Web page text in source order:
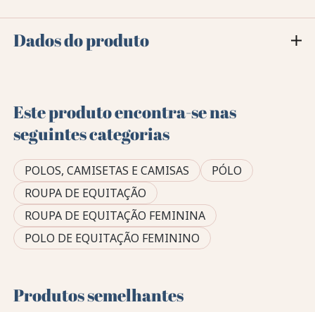
Dados do produto
Este produto encontra-se nas
seguintes categorias
POLOS, CAMISETAS E CAMISAS
PÓLO
ROUPA DE EQUITAÇÃO
ROUPA DE EQUITAÇÃO FEMININA
POLO DE EQUITAÇÃO FEMININO
Produtos semelhantes